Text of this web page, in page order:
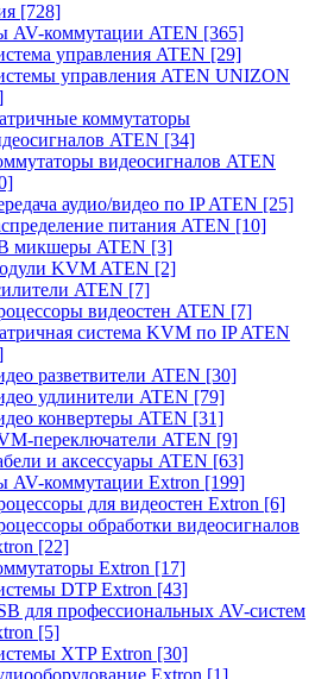
[728]
AV-коммутации ATEN [365]
управления ATEN [29]
управления ATEN UNIZON
коммутаторы
ATEN [34]
видеосигналов ATEN
аудио/видео по IP ATEN [25]
питания ATEN [10]
микшеры ATEN [3]
KVM ATEN [2]
ATEN [7]
видеостен ATEN [7]
система KVM по IP ATEN
разветвители ATEN [30]
удлинители ATEN [79]
конвертеры ATEN [31]
переключатели ATEN [9]
и аксессуары ATEN [63]
AV-коммутации Extron [199]
для видеостен Extron [6]
обработки видеосигналов
[22]
Extron [17]
DTP Extron [43]
для профессиональных AV-систем
[5]
XTP Extron [30]
Extron [1]